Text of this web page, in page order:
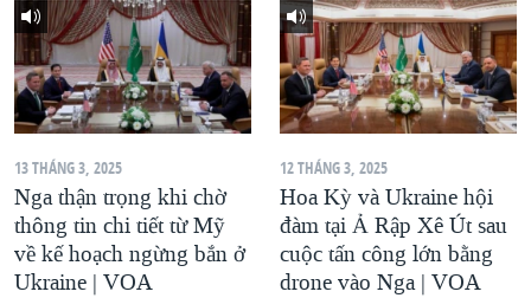
13 THÁNG 3, 2025
Nga thận trọng khi chờ
thông tin chi tiết từ Mỹ
về kế hoạch ngừng bắn ở
Ukraine | VOA
12 THÁNG 3, 2025
Hoa Kỳ và Ukraine hội
đàm tại Ả Rập Xê Út sau
cuộc tấn công lớn bằng
drone vào Nga | VOA